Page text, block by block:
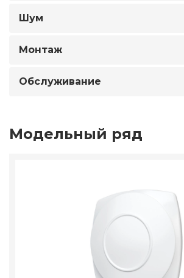
Шум
Монтаж
Обслуживание
Модельный ряд